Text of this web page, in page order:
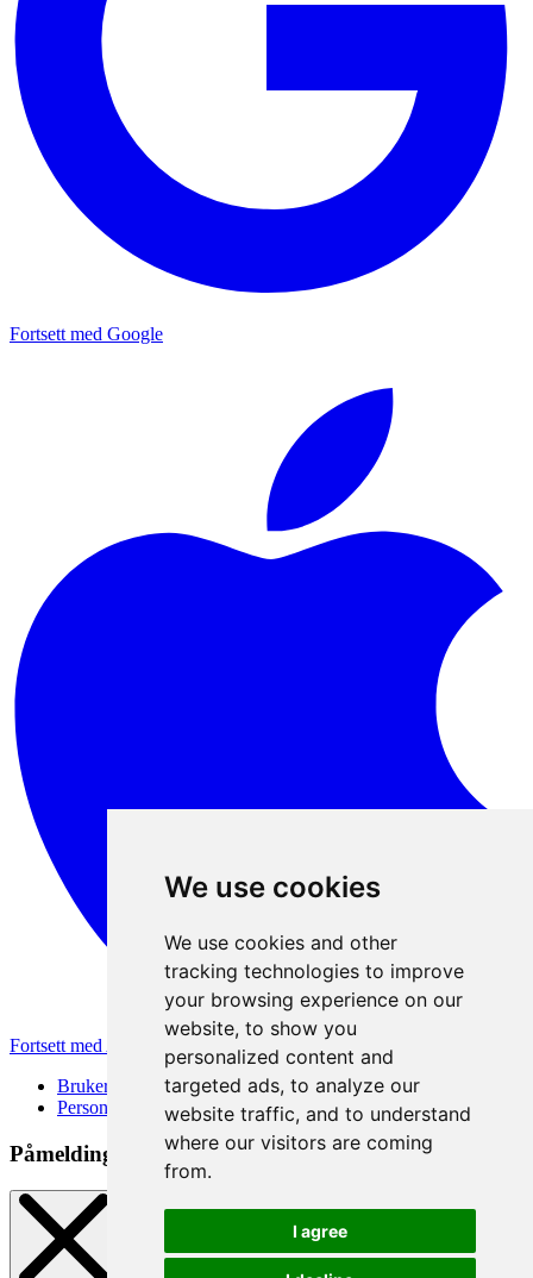
We use cookies
We use cookies and other
tracking technologies to improve
your browsing experience on our
website, to show you
personalized content and
targeted ads, to analyze our
website traffic, and to understand
where our visitors are coming
from.
I agree
Fortsett med Google
Fortsett med Apple
Brukervilkår
Personvernerklæring
Påmeldingsmetode